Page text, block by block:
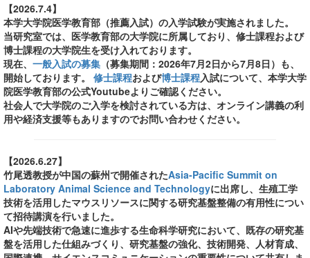
【2026.7.4】
本学大学院医学教育部（推薦入試）の入学試験が実施されました。
当研究室では、医学教育部の大学院に所属しており、修士課程および
博士課程の大学院生を受け入れております。
現在、 一般入試の募集 （募集期間：2026年7月2日から7月8日）も、
開始しております。 修士課程および博士課程入試について、本学大学
院医学教育部の公式Youtubeよりご確認ください。
社会人で大学院のご入学を検討されている方は、オンライン講義の利
用や経済支援等もありますのでお問い合わせください。
【2026.6.27】
竹尾透教授が中国の蘇州で開催されたAsia-Pacific Summit on
Laboratory Animal Science and Technologyに出席し、生殖工学
技術を活用したマウスリソースに関する研究基盤整備の有用性につい
て招待講演を行いました。
AIや先端技術で急速に進歩する生命科学研究において、既存の研究基
盤を活用した仕組みづくり、研究基盤の強化、技術開発、人材育成、